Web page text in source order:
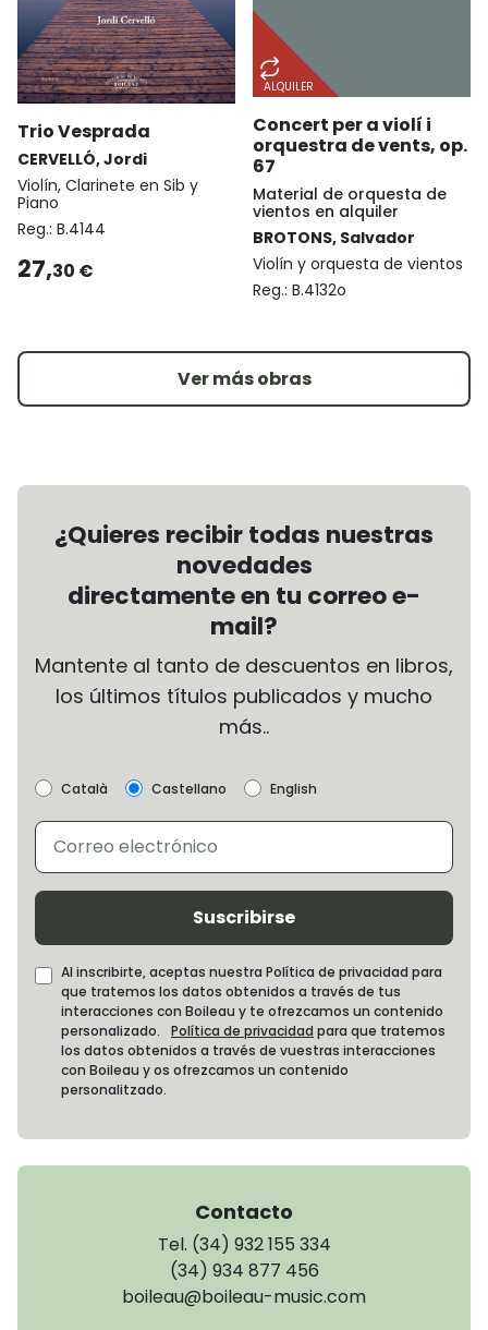
Trio Vesprada
CERVELLÓ, Jordi
Violín, Clarinete en Sib y
Piano
Reg.: B.4144
27,30 €
ALQUILER
Concert per a violí i
orquestra de vents, op.
67
Material de orquesta de
vientos en alquiler
BROTONS, Salvador
Violín y orquesta de vientos
Reg.: B.4132o
Ver más obras
¿Quieres recibir todas nuestras
novedades
directamente en tu correo e-
mail?
Mantente al tanto de descuentos en libros,
los últimos títulos publicados y mucho
más..
Català Castellano English
Suscribirse
Al inscribirte, aceptas nuestra Política de privacidad para
que tratemos los datos obtenidos a través de tus
interacciones con Boileau y te ofrezcamos un contenido
personalizado. Política de privacidad para que tratemos
los datos obtenidos a través de vuestras interacciones
con Boileau y os ofrezcamos un contenido
personalitzado.
Contacto
Tel. (34) 932 155 334
(34) 934 877 456
boileau@boileau-music.com